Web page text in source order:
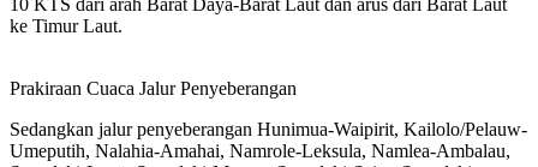
ke Timur Laut.
Prakiraan Cuaca Jalur Penyeberangan
Sedangkan jalur penyeberangan Hunimua-Waipirit, Kailolo/Pelauw-
Umeputih, Nalahia-Amahai, Namrole-Leksula, Namlea-Ambalau,